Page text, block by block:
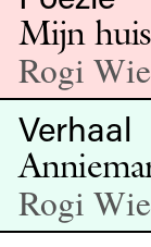
Mijn
Rogi
Verhaal
Rogi